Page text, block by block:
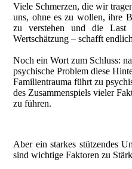
Viele Schmerzen, die wir
uns, ohne es zu wollen, ihre
zu verstehen und die Last
Wertschätzung – schafft
Noch ein Wort zum Schluss:
psychische Problem diese
Familientrauma führt zu
des Zusammenspiels vieler
zu führen.
Aber ein starkes stützendes
sind wichtige Faktoren zu